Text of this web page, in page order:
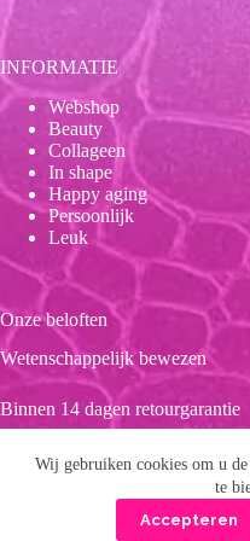
Wij gebruiken cookies om u
te
Accepteren
INFORMATIE
Webshop
Beauty
Collageen
In shape
Happy aging
Persoonlijk
Leuk
Onze beloften
Wetenschappelijk bewezen
Binnen 14 dagen retourgarantie
Duurzaam
Copyright © 2026